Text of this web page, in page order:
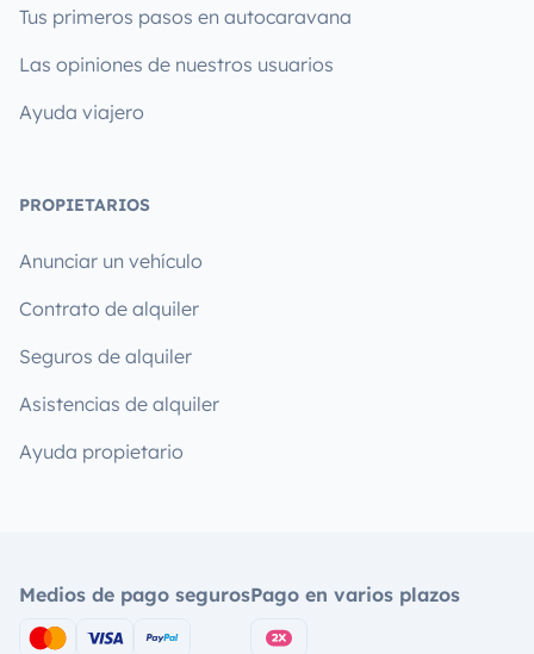
Tus primeros pasos en autocaravana
Las opiniones de nuestros usuarios
Ayuda viajero
PROPIETARIOS
Anunciar un vehículo
Contrato de alquiler
Seguros de alquiler
Asistencias de alquiler
Ayuda propietario
Medios de pago segurosPago en varios plazos